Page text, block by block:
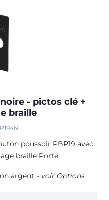
- pictos clé +
braille
poussoir PBP19 avec
braille Porte
argent - voir Options